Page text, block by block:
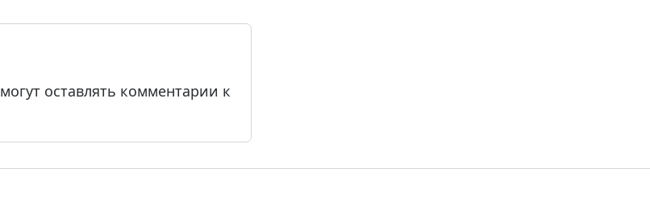
оставлять комментарии к